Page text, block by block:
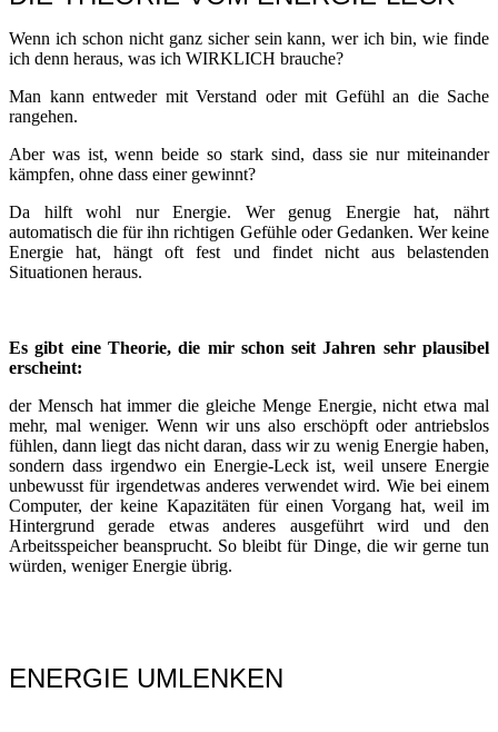
Wenn ich schon nicht ganz sicher sein kann, wer ich bin, wie finde
ich denn heraus, was ich WIRKLICH brauche?
Man kann entweder mit Verstand oder mit Gefühl an die Sache
rangehen.
Aber was ist, wenn beide so stark sind, dass sie nur miteinander
kämpfen, ohne dass einer gewinnt?
Da hilft wohl nur Energie. Wer genug Energie hat, nährt
automatisch die für ihn richtigen Gefühle oder Gedanken. Wer keine
Energie hat, hängt oft fest und findet nicht aus belastenden
Situationen heraus.
Es gibt eine Theorie, die mir schon seit Jahren sehr plausibel
erscheint:
der Mensch hat immer die gleiche Menge Energie, nicht etwa mal
mehr, mal weniger. Wenn wir uns also erschöpft oder antriebslos
fühlen, dann liegt das nicht daran, dass wir zu wenig Energie haben,
sondern dass irgendwo ein Energie-Leck ist, weil unsere Energie
unbewusst für irgendetwas anderes verwendet wird. Wie bei einem
Computer, der keine Kapazitäten für einen Vorgang hat, weil im
Hintergrund gerade etwas anderes ausgeführt wird und den
Arbeitsspeicher beansprucht. So bleibt für Dinge, die wir gerne tun
würden, weniger Energie übrig.
ENERGIE UMLENKEN